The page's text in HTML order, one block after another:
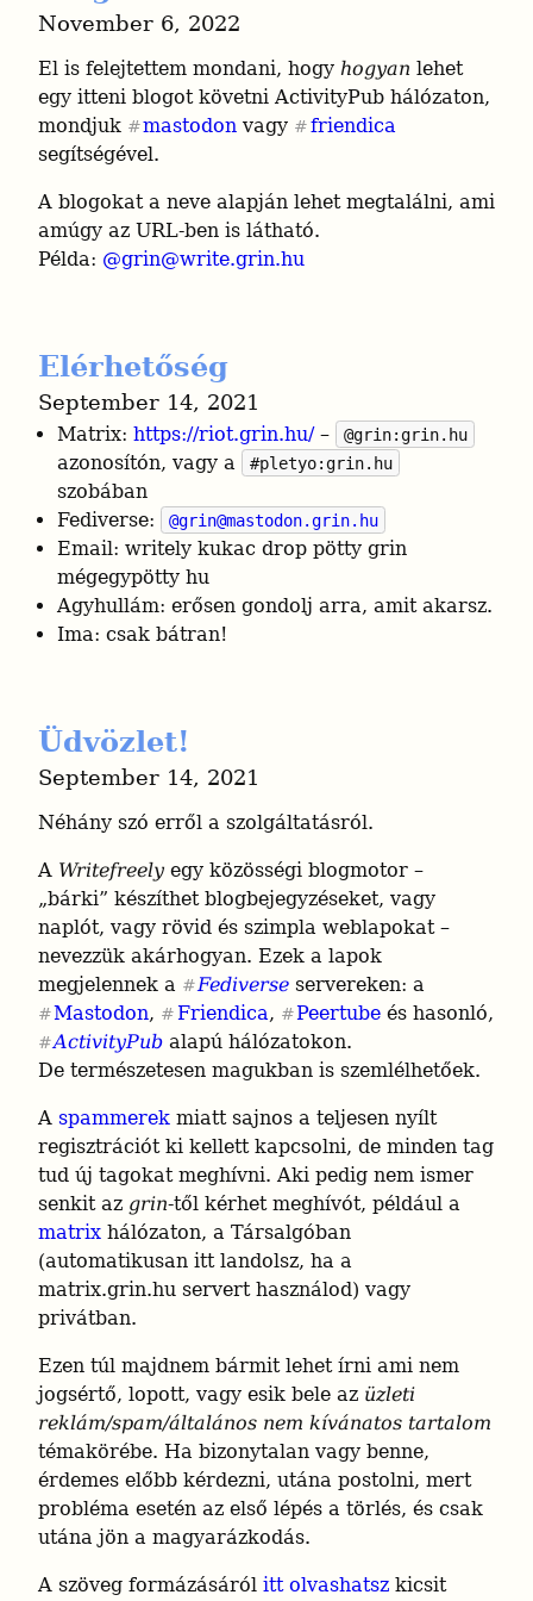
November 6, 2022
El is felejtettem mondani, hogy hogyan lehet
egy itteni blogot követni ActivityPub hálózaton,
mondjuk #mastodon vagy #friendica
segítségével.
A blogokat a neve alapján lehet megtalálni, ami
amúgy az URL-ben is látható.
Példa: @grin@write.grin.hu
Elérhetőség
September 14, 2021
Matrix: https://riot.grin.hu/– @grin:grin.hu
azonosítón, vagy a #pletyo:grin.hu
szobában
Fediverse:
@grin@mastodon.grin.hu
Email: writely kukac drop pötty grin
mégegypötty hu
Agyhullám: erősen gondolj arra, amit akarsz.
Ima: csak bátran!
Üdvözlet!
September 14, 2021
Néhány szó erről a szolgáltatásról.
A Writefreely egy közösségi blogmotor –
„bárki” készíthet blogbejegyzéseket, vagy
naplót, vagy rövid és szimpla weblapokat –
nevezzük akárhogyan. Ezek a lapok
megjelennek a #Fediverse
#Mastodon, #Friendica , #Peertube
#ActivityPub alapú hálózatokon.
De természetesen magukban is szemlélhetőek.
A spammerek miatt sajnos a teljesen nyílt
regisztrációt ki kellett kapcsolni, de minden tag
tud új tagokat meghívni. Aki pedig nem ismer
senkit az grin
matrix hálózaton, a Társalgóban
(automatikusan itt landolsz, ha a
matrix.grin.hu servert használod) vagy
privátban.
Ezen túl majdnem bármit lehet írni ami nem
jogsértő, lopott, vagy esik bele az üzleti
reklám/spam/általános nem kívánatos tartalom
témakörébe. Ha bizonytalan vagy benne,
érdemes előbb kérdezni, utána postolni, mert
probléma esetén az első lépés a törlés, és csak
utána jön a magyarázkodás.
A szöveg formázásáról itt olvashatsz kicsit